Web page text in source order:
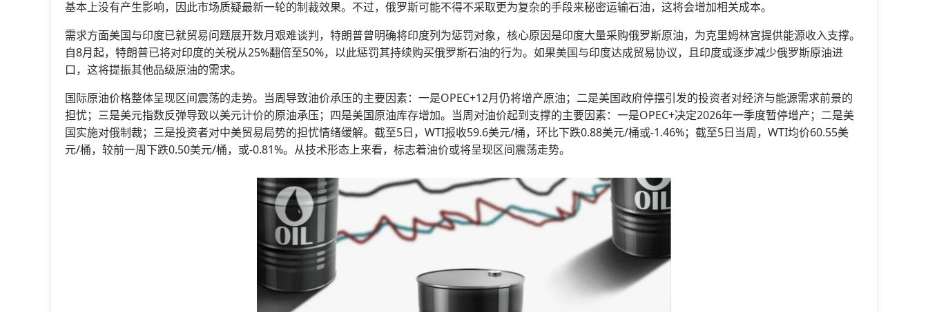
基本上没有产生影响，因此市场质疑最新一轮的制裁效果。不过，俄罗斯可能不得不采取更为复杂的手段来秘密运输石油，这将会增加相关成本。
需求方面美国与印度已就贸易问题展开数月艰难谈判，特朗普曾明确将印度列为惩罚对象，核心原因是印度大量采购俄罗斯原油，为克里姆林宫提供能源收入支撑。
自8月起，特朗普已将对印度的关税从25%翻倍至50%，以此惩罚其持续购买俄罗斯石油的行为。如果美国与印度达成贸易协议，且印度或逐步减少俄罗斯原油进
口，这将提振其他品级原油的需求。
国际原油价格整体呈现区间震荡的走势。当周导致油价承压的主要因素：一是OPEC+12月仍将增产原油；二是美国政府停摆引发的投资者对经济与能源需求前景的
担忧；三是美元指数反弹导致以美元计价的原油承压；四是美国原油库存增加。当周对油价起到支撑的主要因素：一是OPEC+决定2026年一季度暂停增产；二是美
国实施对俄制裁；三是投资者对中美贸易局势的担忧情绪缓解。截至5日，WTI报收59.6美元/桶，环比下跌0.88美元/桶或-1.46%；截至5日当周，WTI均价60.55美
元/桶，较前一周下跌0.50美元/桶，或-0.81%。从技术形态上来看，标志着油价或将呈现区间震荡走势。